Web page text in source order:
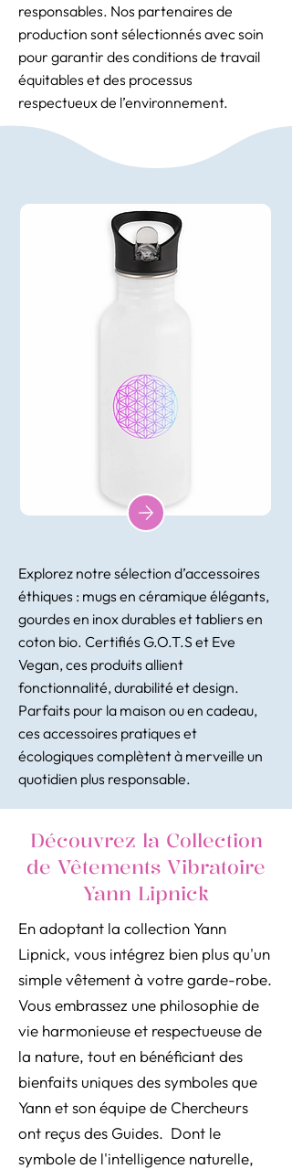
responsables. Nos partenaires de
production sont sélectionnés avec soin
pour garantir des conditions de travail
équitables et des processus
respectueux de l’environnement.
Explorez notre sélection d’accessoires
éthiques : mugs en céramique élégants,
gourdes en inox durables et tabliers en
coton bio. Certifiés G.O.T.S et Eve
Vegan, ces produits allient
fonctionnalité, durabilité et design.
Parfaits pour la maison ou en cadeau,
ces accessoires pratiques et
écologiques complètent à merveille un
quotidien plus responsable.
Découvrez la Collection
de Vêtements Vibratoire
Yann Lipnick
En adoptant la collection Yann
Lipnick, vous intégrez bien plus qu'un
simple vêtement à votre garde-robe.
Vous embrassez une philosophie de
vie harmonieuse et respectueuse de
la nature, tout en bénéficiant des
bienfaits uniques des symboles que
Yann et son équipe de Chercheurs
ont reçus des Guides. Dont le
symbole de l'intelligence naturelle,